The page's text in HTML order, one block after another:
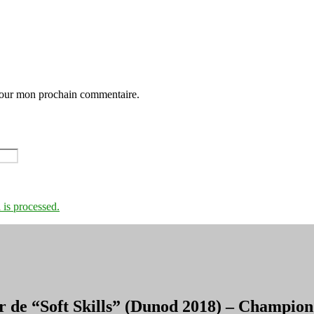
mon prochain commentaire.
processed.
“Soft Skills” (Dunod 2018) –